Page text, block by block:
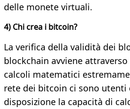
delle monete virtuali.
4) Chi crea i bitcoin?
La verifica della validità dei
blockchain avviene
calcoli matematici
rete dei bitcoin ci sono utenti
disposizione la capacità di